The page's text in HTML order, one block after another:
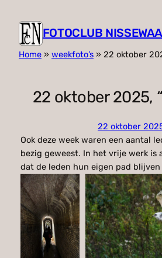
FOTOCLUB
Home » weekfoto’s » 22 oktober
22 oktober 2025,
22 oktober
Ook deze week waren een aantal
bezig geweest. In het vrije werk is
dat de leden hun eigen pad blijven